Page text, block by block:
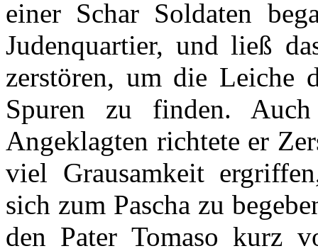
einer Schar Soldaten
Judenquartier, und ließ
zerstören, um die Leiche
Spuren zu finden.
Angeklagten richtete er
viel Grausamkeit
sich zum Pascha zu
den Pater Tomaso kurz